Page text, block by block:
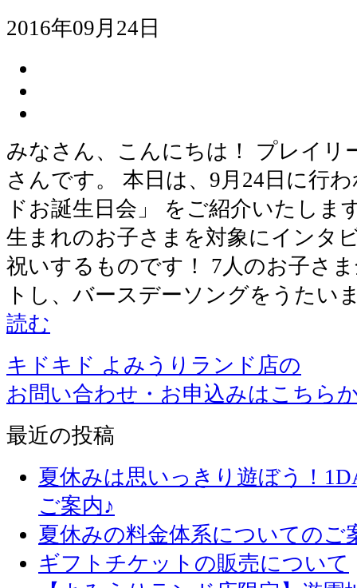
2016年09月24日
みなさん、こんにちは！ プレイリ
さんです。 本日は、9月24日に行
ドお誕生日会」 をご紹介いたしま
生まれのお子さまを対象にインタ
祝いするものです！ 7人のお子さ
トし、バースデーソングをうたい
読む
キドキド よみうりランド店の
お問い合わせ・お申込みはこちら
最近の投稿
夏休みは思いっきり遊ぼう！
ご案内♪
夏休みの料金体系についてのご
ギフトチケットの販売について